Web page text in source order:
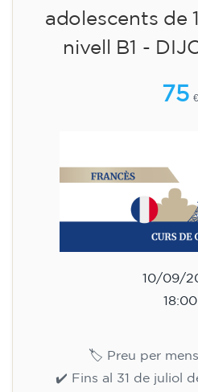
adolescents de
nivell B1 -
75 €
10/09/
18:00
🏷️ Preu per
✔️ Fins al 31 de juliol